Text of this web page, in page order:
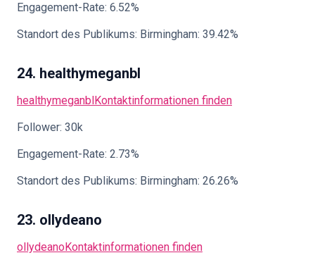
Engagement-Rate: 6.52%
Standort des Publikums: Birmingham: 39.42%
24. healthymeganbl
healthymeganblKontaktinformationen finden
Follower: 30k
Engagement-Rate: 2.73%
Standort des Publikums: Birmingham: 26.26%
23. ollydeano
ollydeanoKontaktinformationen finden